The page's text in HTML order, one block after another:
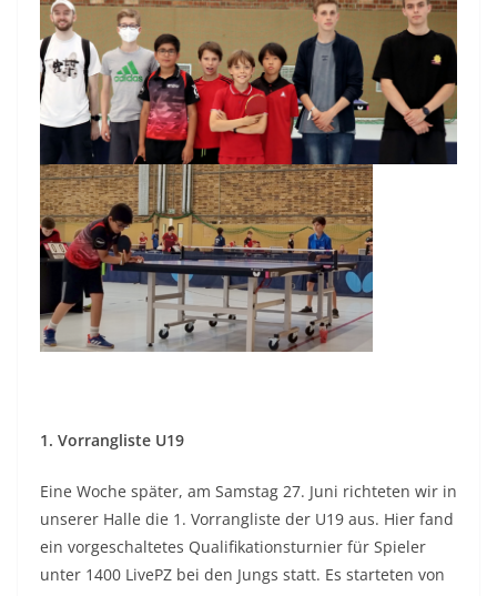
1. Vorrangliste U19
Eine Woche später, am Samstag 27. Juni richteten wir in
unserer Halle die 1. Vorrangliste der U19 aus. Hier fand
ein vorgeschaltetes Qualifikationsturnier für Spieler
unter 1400 LivePZ bei den Jungs statt. Es starteten von